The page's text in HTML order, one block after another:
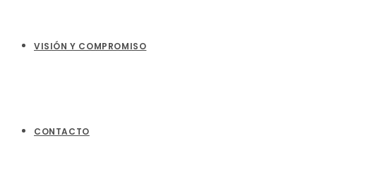
VISIÓN Y COMPROMISO
CONTACTO